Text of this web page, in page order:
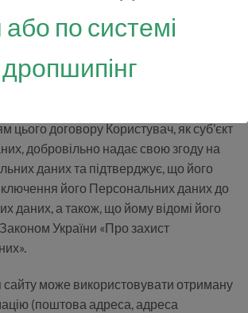
ст.21 Закону України «Про захист
Персональних даних становить 10
цього договору Користувач, як суб’єкт
добровільно надає свою згоду на
даних та підтверджує, що його
його Персональних даних до
даних, а також, що йому відомі його
України «Про захист
сайту може використовувати отриману
(поштова адреса, адреса
або по системі
дропшипінг